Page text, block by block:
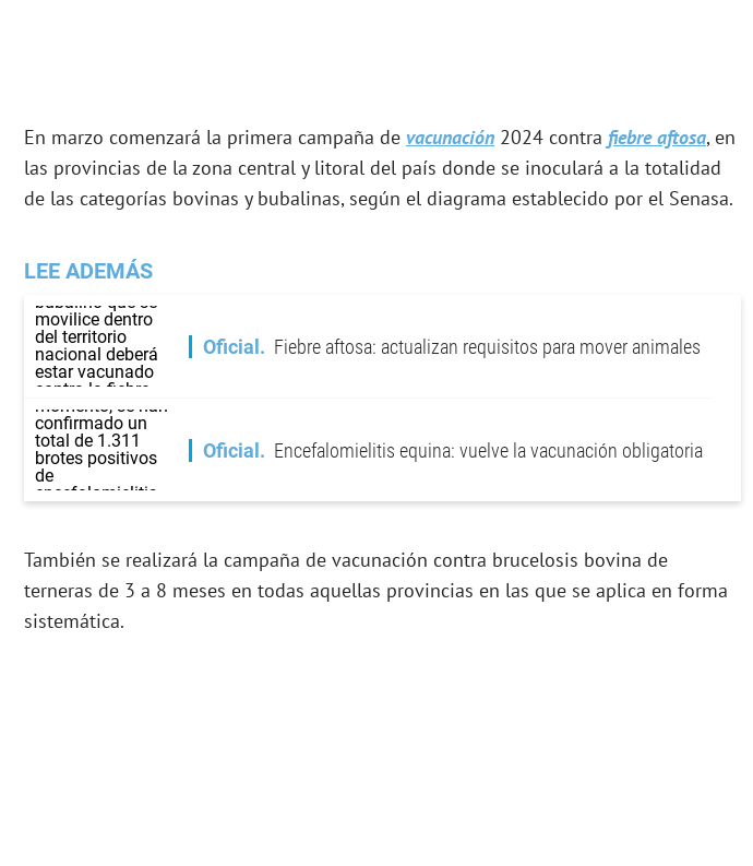
En marzo comenzará la primera campaña de vacunación 2024 contra fiebre aftosa, en
las provincias de la zona central y litoral del país donde se inoculará a la totalidad
de las categorías bovinas y bubalinas, según el diagrama establecido por el Senasa.
LEE ADEMÁS
Oficial Fiebre aftosa: actualizan requisitos para mover animales
Oficial Encefalomielitis equina: vuelve la vacunación obligatoria
También se realizará la campaña de vacunación contra brucelosis bovina de
terneras de 3 a 8 meses en todas aquellas provincias en las que se aplica en forma
sistemática.